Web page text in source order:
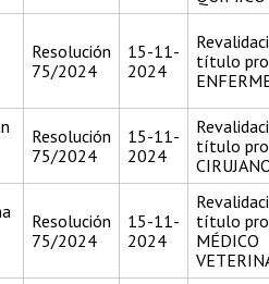
Resolución
75/2024
15-11-
2024
título
Resolución
75/2024
15-11-
2024
título
Resolución
75/2024
15-11-
2024
título
MÉDICO